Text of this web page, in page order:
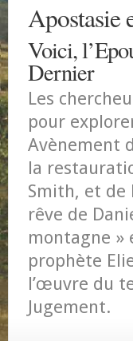
Apostasie
Voici,
Dernier
Les
pour
Avènement
la
Smith, et de
rêve de
montagne »
prophète
l’œuvre du
Jugement.